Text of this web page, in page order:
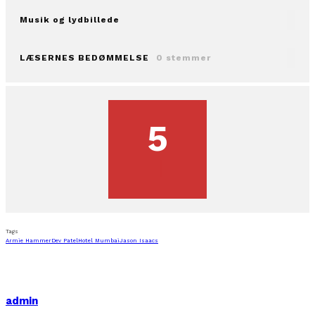
Musik og lydbillede
LÆSERNES BEDØMMELSE 0 stemmer
5
Tags
Armie HammerDev Patel Hotel MumbaiJason Isaacs
admin